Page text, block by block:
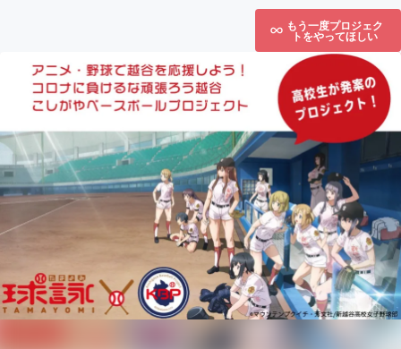
もう一度プロジェク
トをやってほしい